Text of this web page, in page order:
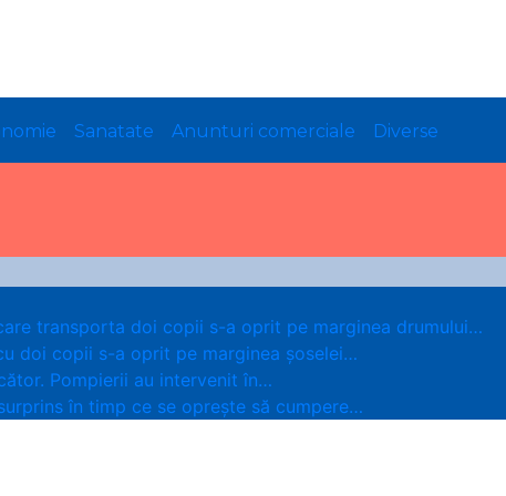
Sanatate Anunturi comerciale Diverse
transporta doi copii s-a oprit pe marginea drumului…
doi copii s-a oprit pe marginea șoselei…
Pompierii au intervenit în…
în timp ce se oprește să cumpere…